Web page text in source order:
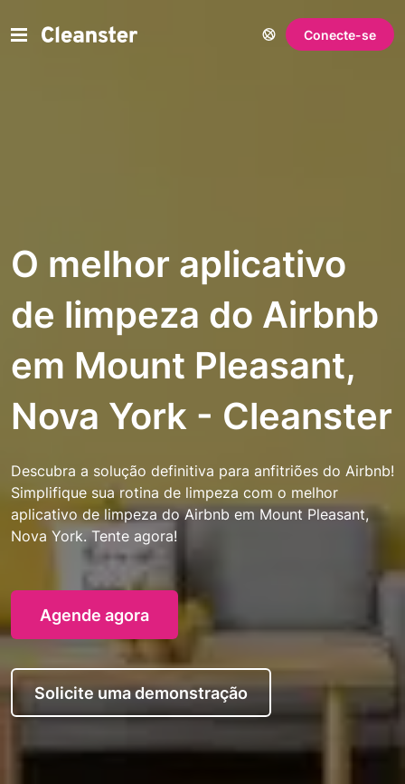
Conecte-se
O melhor aplicativo
de limpeza do Airbnb
em Mount Pleasant,
Nova York - Cleanster
Descubra a solução definitiva para anfitriões do Airbnb!
Simplifique sua rotina de limpeza com o melhor
aplicativo de limpeza do Airbnb em Mount Pleasant,
Nova York. Tente agora!
Agende agora
Solicite uma demonstração